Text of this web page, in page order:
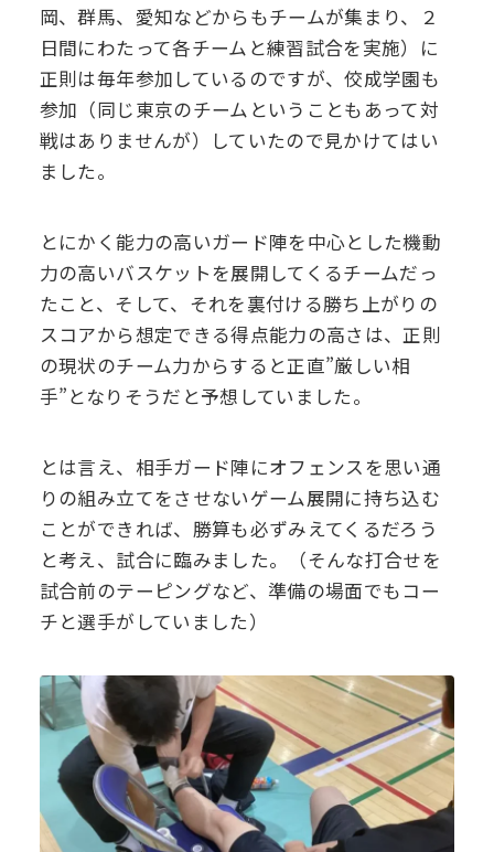
岡、群馬、愛知などからもチームが集まり、２
日間にわたって各チームと練習試合を実施）に
正則は毎年参加しているのですが、佼成学園も
参加（同じ東京のチームということもあって対
戦はありませんが）していたので見かけてはい
ました。
とにかく能力の高いガード陣を中心とした機動
力の高いバスケットを展開してくるチームだっ
たこと、そして、それを裏付ける勝ち上がりの
スコアから想定できる得点能力の高さは、正則
の現状のチーム力からすると正直”厳しい相
手”となりそうだと予想していました。
とは言え、相手ガード陣にオフェンスを思い通
りの組み立てをさせないゲーム展開に持ち込む
ことができれば、勝算も必ずみえてくるだろう
と考え、試合に臨みました。（そんな打合せを
試合前のテーピングなど、準備の場面でもコー
チと選手がしていました）